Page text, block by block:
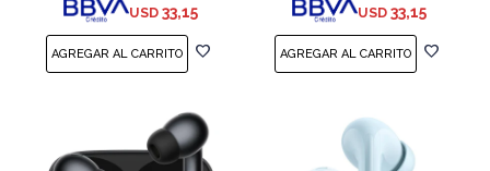
USD 33,15 USD 33,15